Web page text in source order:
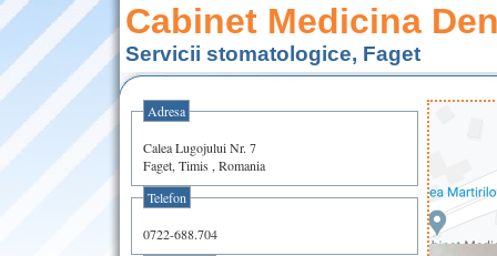
Cabinet Medicina
Servicii stomatologice, Faget
Adresa
Calea Lugojului Nr. 7
Faget, Timis , Romania
Telefon
0722-688.704